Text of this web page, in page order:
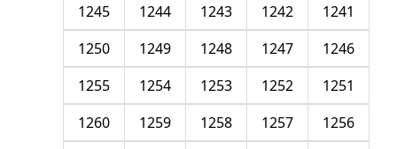
1241
1242
1243
1244
1245
1246
1247
1248
1249
1250
1251
1252
1253
1254
1255
1256
1257
1258
1259
1260